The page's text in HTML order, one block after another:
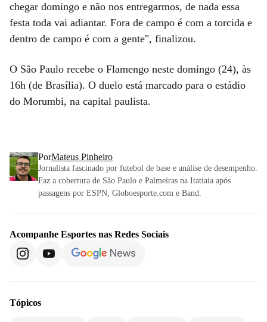
chegar domingo e não nos entregarmos, de nada essa
festa toda vai adiantar. Fora de campo é com a torcida e
dentro de campo é com a gente", finalizou.
O São Paulo recebe o Flamengo neste domingo (24), às
16h (de Brasília). O duelo está marcado para o estádio
do Morumbi, na capital paulista.
PorMateus Pinheiro
Jornalista fascinado por futebol de base e análise de desempenho.
Faz a cobertura de São Paulo e Palmeiras na Itatiaia após
passagens por ESPN, Globoesporte.com e Band.
Acompanhe Esportes nas Redes Sociais
Tópicos